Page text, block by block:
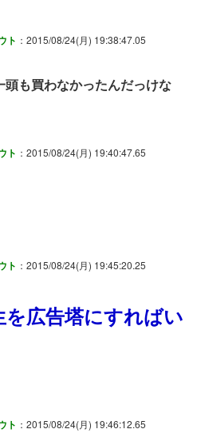
ト ：2015/08/24(月) 19:38:47.05
も買わなかったんだっけな
ト ：2015/08/24(月) 19:40:47.65
ト ：2015/08/24(月) 19:45:20.25
広告塔にすればい
ト ：2015/08/24(月) 19:46:12.65